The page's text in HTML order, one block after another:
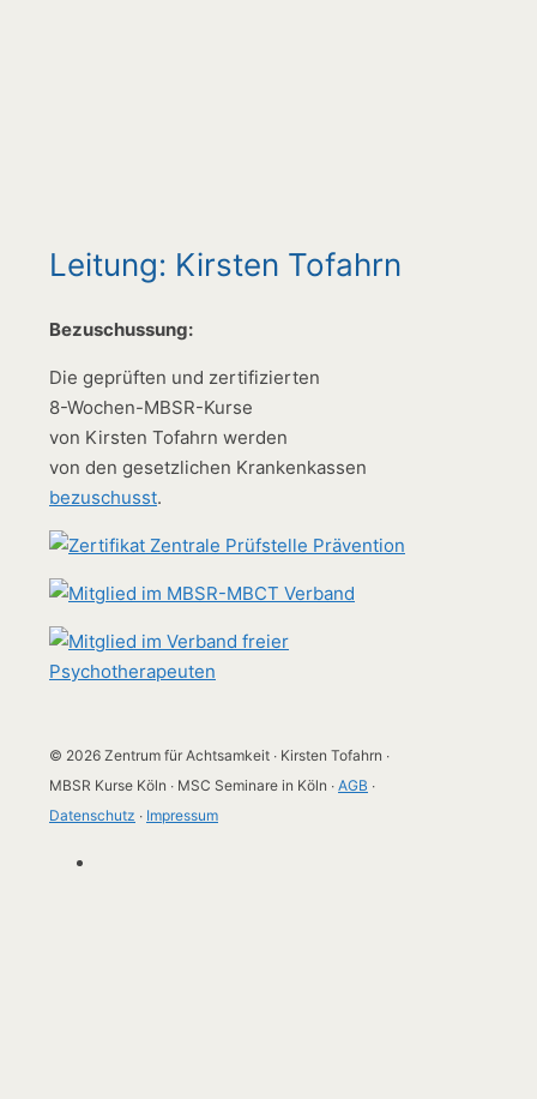
Leitung: Kirsten Tofahrn
Bezuschussung:
Die geprüften und zertifizierten
8-Wochen-MBSR-Kurse
von Kirsten Tofahrn werden
von den gesetzlichen Krankenkassen
bezuschusst.
© 2026 Zentrum für Achtsamkeit ∙ Kirsten Tofahrn ∙
MBSR Kurse Köln ∙ MSC Seminare in Köln ∙ AGB ∙
Datenschutz ∙ Impressum